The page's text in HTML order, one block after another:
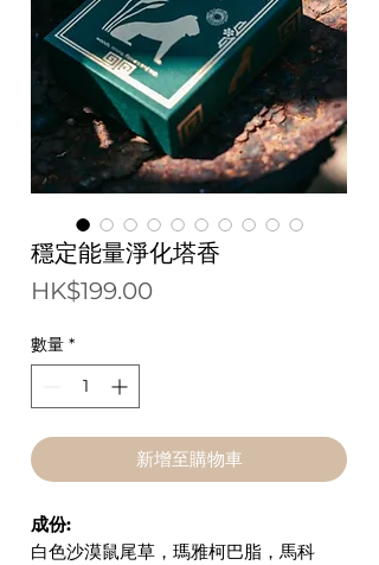
穩定能量淨化塔香
HK$199.00價
數量 *
新增至購物車
成份:
白色沙漠鼠尾草，瑪雅柯巴脂，馬科